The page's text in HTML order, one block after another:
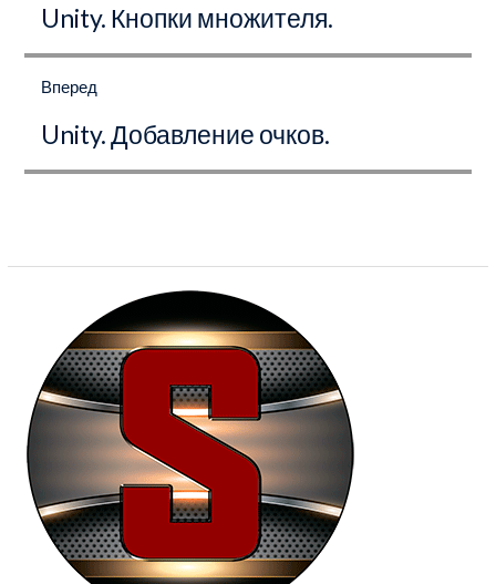
запись:
Unity. Кнопки множителя.
Вперед
запись:
Unity. Добавление очков.